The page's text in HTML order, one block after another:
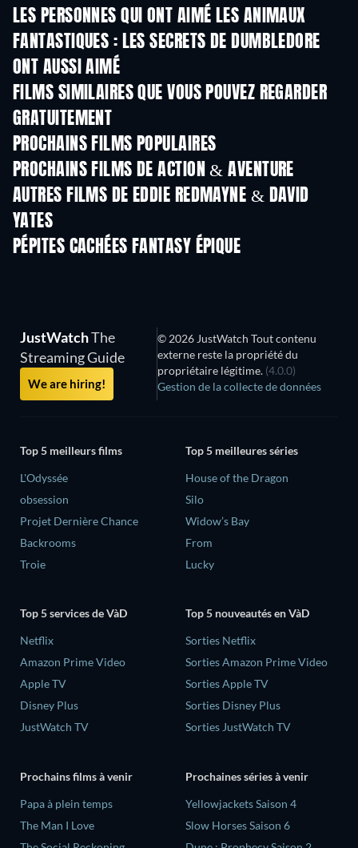
LES PERSONNES QUI ONT AIMÉ LES ANIMAUX
FANTASTIQUES : LES SECRETS DE DUMBLEDORE
ONT AUSSI AIMÉ
FILMS SIMILAIRES QUE VOUS POUVEZ REGARDER
GRATUITEMENT
PROCHAINS FILMS POPULAIRES
PROCHAINS FILMS DE ACTION & AVENTURE
AUTRES FILMS DE EDDIE REDMAYNE & DAVID
YATES
PÉPITES CACHÉES FANTASY ÉPIQUE
JustWatchThe
Streaming Guide
We are hiring!
© 2026 JustWatch Tout contenu
externe reste la propriété du
propriétaire légitime. (4.0.0)
Gestion de la collecte de données
Top 5 meilleurs films
L'Odyssée
obsession
Projet Dernière Chance
Backrooms
Troie
Top 5 meilleures séries
House of the Dragon
Silo
Widow’s Bay
From
Lucky
Top 5 services de VàD
Netflix
Amazon Prime Video
Apple TV
Disney Plus
JustWatch TV
Top 5 nouveautés en VàD
Sorties Netflix
Sorties Amazon Prime Video
Sorties Apple TV
Sorties Disney Plus
Sorties JustWatch TV
Prochains films à venir
‎Papa à plein temps
The Man I Love
Prochaines séries à venir
Yellowjackets Saison 4
Slow Horses Saison 6